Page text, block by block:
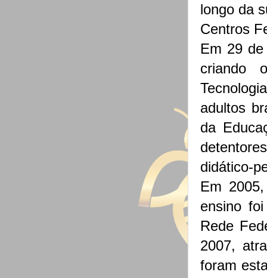
longo da
Centros
Em 29
criando
adultos
da
didático-
Em
ensino
Rede
2007,
foram